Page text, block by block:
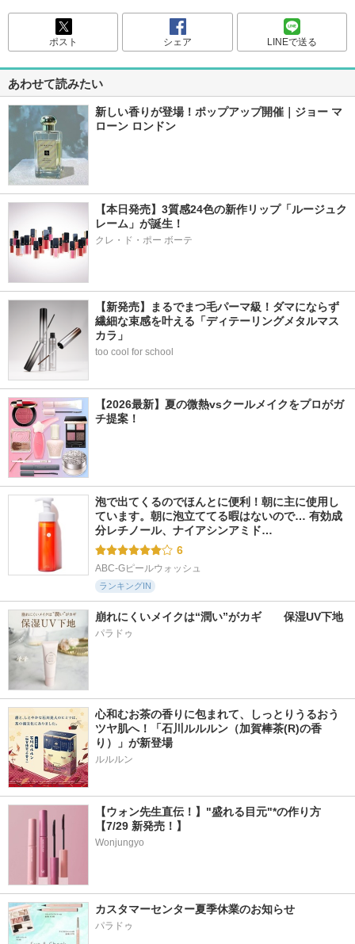
ポスト シェア LINEで送る
あわせて読みたい
新しい香りが登場！ポップアップ開催｜ジョー マ
ローン ロンドン
【本日発売】3質感24色の新作リップ「ルージュク
レーム」が誕生！
クレ・ド・ポー ボーテ
【新発売】まるでまつ毛パーマ級！ダマにならず
繊細な束感を叶える「ディテーリングメタルマス
カラ」
too cool for school
【2026最新】夏の微熱vsクールメイクをプロがガ
チ提案！
泡で出てくるのでほんとに便利！朝に主に使用し
ています。朝に泡立ててる暇はないので… 有効成
分レチノール、ナイアシンアミド…
6
ABC-Gピールウォッシュ
ランキングIN
崩れにくいメイクは“潤い”がカギ　　保湿UV下地
パラドゥ
心和むお茶の香りに包まれて、しっとりうるおう
ツヤ肌へ！「石川ルルルン（加賀棒茶(R)の香
り）」が新登場
【ウォン先生直伝！】"盛れる目元"*の作り方
【7/29 新発売！】
Wonjungyo
カスタマーセンター夏季休業のお知らせ
パラドゥ